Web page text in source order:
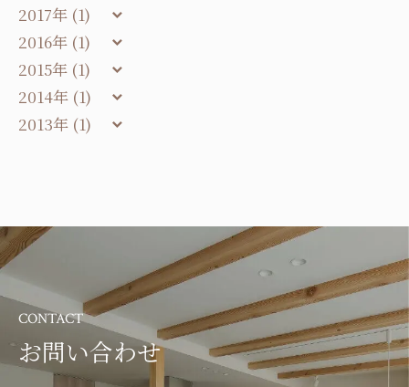
2017年 (1)
2016年 (1)
2015年 (1)
2014年 (1)
2013年 (1)
CONTACT
お問い合わせ